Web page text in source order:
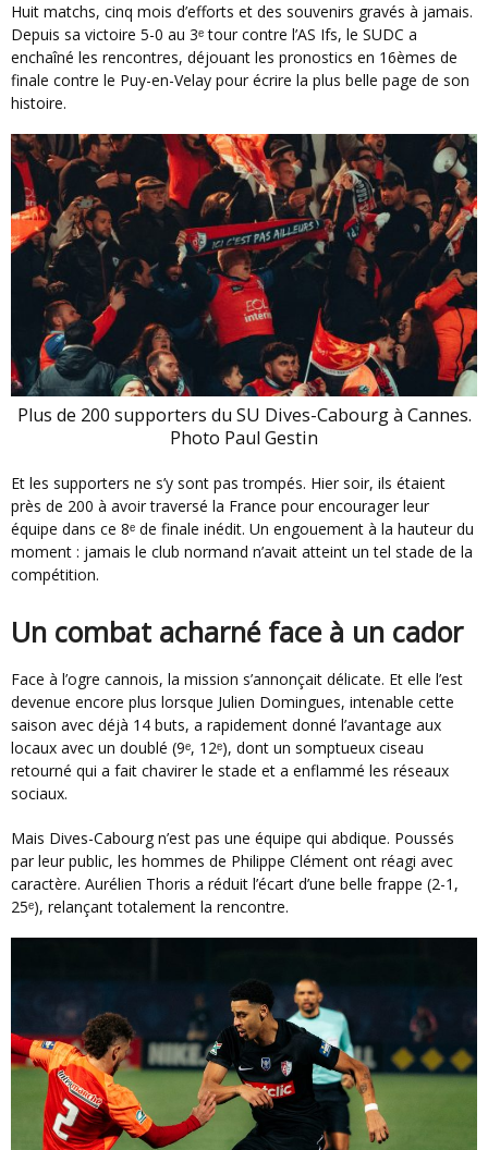
Huit matchs, cinq mois d’efforts et des souvenirs gravés à jamais.
Depuis sa victoire 5-0 au 3ᵉ tour contre l’AS Ifs, le SUDC a
enchaîné les rencontres, déjouant les pronostics en 16èmes de
finale contre le Puy-en-Velay pour écrire la plus belle page de son
histoire.
Plus de 200 supporters du SU Dives-Cabourg à Cannes.
Photo Paul Gestin
Et les supporters ne s’y sont pas trompés. Hier soir, ils étaient
près de 200 à avoir traversé la France pour encourager leur
équipe dans ce 8ᵉ de finale inédit. Un engouement à la hauteur du
moment : jamais le club normand n’avait atteint un tel stade de la
compétition.
Un combat acharné face à un cador
Face à l’ogre cannois, la mission s’annonçait délicate. Et elle l’est
devenue encore plus lorsque Julien Domingues, intenable cette
saison avec déjà 14 buts, a rapidement donné l’avantage aux
locaux avec un doublé (9ᵉ, 12ᵉ), dont un somptueux ciseau
retourné qui a fait chavirer le stade et a enflammé les réseaux
sociaux.
Mais Dives-Cabourg n’est pas une équipe qui abdique. Poussés
par leur public, les hommes de Philippe Clément ont réagi avec
caractère. Aurélien Thoris a réduit l’écart d’une belle frappe (2-1,
25ᵉ), relançant totalement la rencontre.